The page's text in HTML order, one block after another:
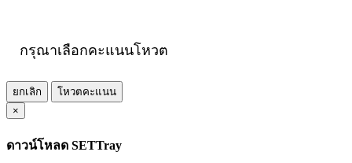
กรุณาเลือกคะแนนโหวต
ยกเลิก
โหวตคะแนน
×
ดาวน์โหลด SETTray